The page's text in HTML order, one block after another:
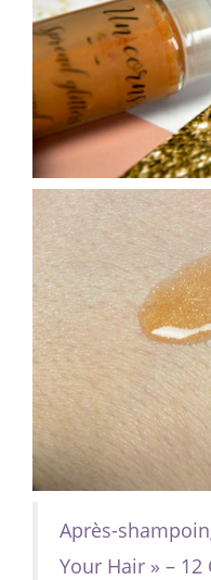
Après-
Your Hair » – 12